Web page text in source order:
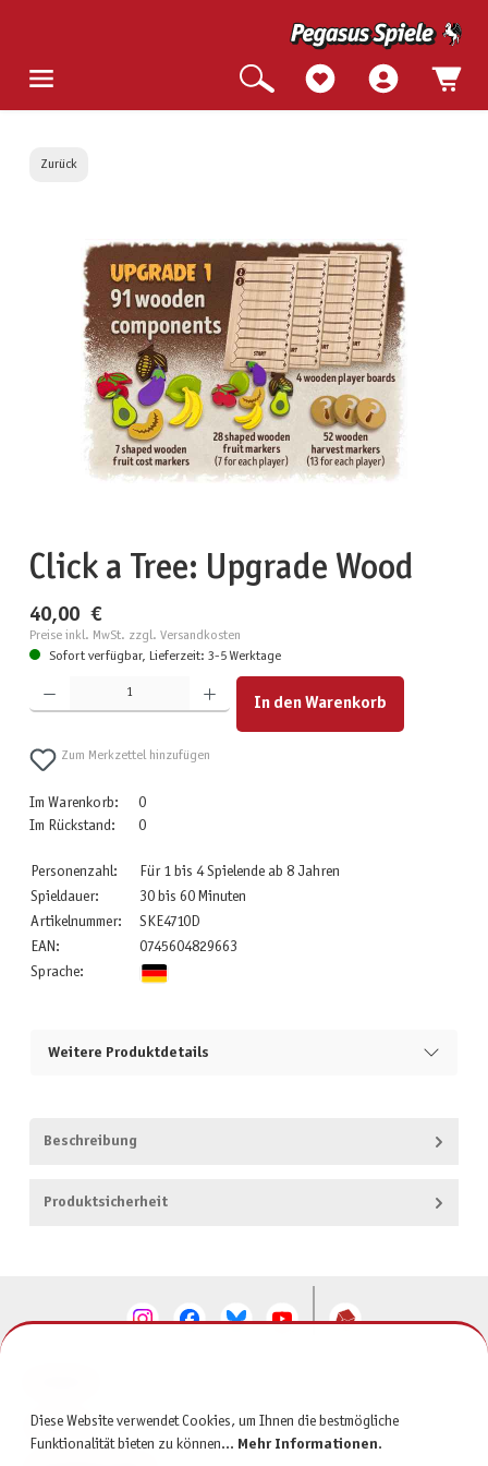
Zurück
Bildergalerie überspringen
Click a Tree: Upgrade Wood
40,00 €
Preise inkl. MwSt. zzgl. Versandkosten
Sofort verfügbar, Lieferzeit: 3-5 Werktage
Produkt Anzahl: Gib den gewünschten Wert ein oder benutze die Schaltflächen um die Anzahl zu
In den Warenkorb
Zum Merkzettel hinzufügen
Im Warenkorb:
0
Im Rückstand:
0
Personenzahl:
Für 1 bis 4 Spielende ab 8 Jahren
Spieldauer:
30 bis 60 Minuten
Artikelnummer:
SKE4710D
EAN:
0745604829663
Sprache:
Weitere Produktdetails
Beschreibung
Produktsicherheit
SERVICE
Diese Website verwendet Cookies, um Ihnen die bestmögliche
Funktionalität bieten zu können... Mehr Informationen.